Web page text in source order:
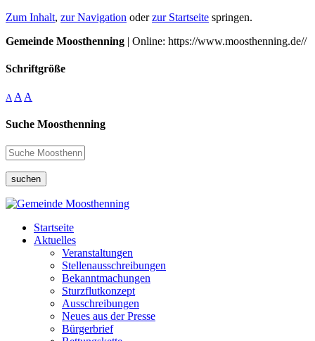
Zum Inhalt, zur Navigation oderzur Startseite springen.
Gemeinde Moosthenning | Online: https://www.moosthenning.de//
Schriftgröße
A A A
Suche Moosthenning
suchen
Startseite
Aktuelles
Veranstaltungen
Stellenausschreibungen
Bekanntmachungen
Sturzflutkonzept
Ausschreibungen
Neues aus der Presse
Bürgerbrief